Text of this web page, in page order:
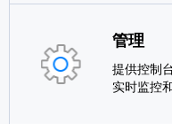
管理
提供控制
实时监控